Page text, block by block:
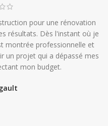
pour une rénovation
résultats. Dès l'instant où je
montrée professionnelle et
un projet qui a dépassé mes
mon budget.